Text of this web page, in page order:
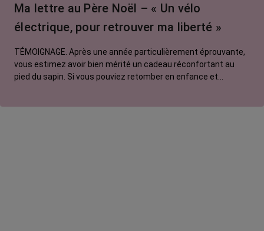
Ma lettre au Père Noël – « Un vélo
électrique, pour retrouver ma liberté »
TÉMOIGNAGE. Après une année particulièrement éprouvante,
vous estimez avoir bien mérité un cadeau réconfortant au
pied du sapin. Si vous pouviez retomber en enfance et